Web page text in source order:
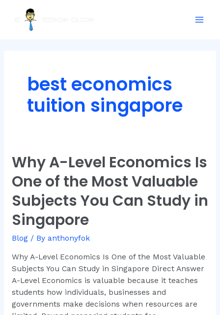
best economics
tuition singapore
Why A-Level Economics Is
One of the Most Valuable
Subjects You Can Study in
Singapore
Blog/ By anthonyfok
Why A-Level Economics Is One of the Most Valuable
Subjects You Can Study in Singapore Direct Answer
A-Level Economics is valuable because it teaches
students how individuals, businesses and
governments make decisions when resources are
Why
A-
Level
Economics
Is
One
the
Most
Valuable
Subjects
Study
pagination